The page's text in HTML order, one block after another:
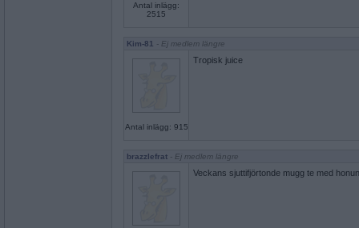
Antal inlägg:
2515
Kim-81 - Ej medlem längre
Antal inlägg: 915
Tropisk juice
brazzlefrat - Ej medlem längre
Veckans sjuttifjörtonde mugg te med